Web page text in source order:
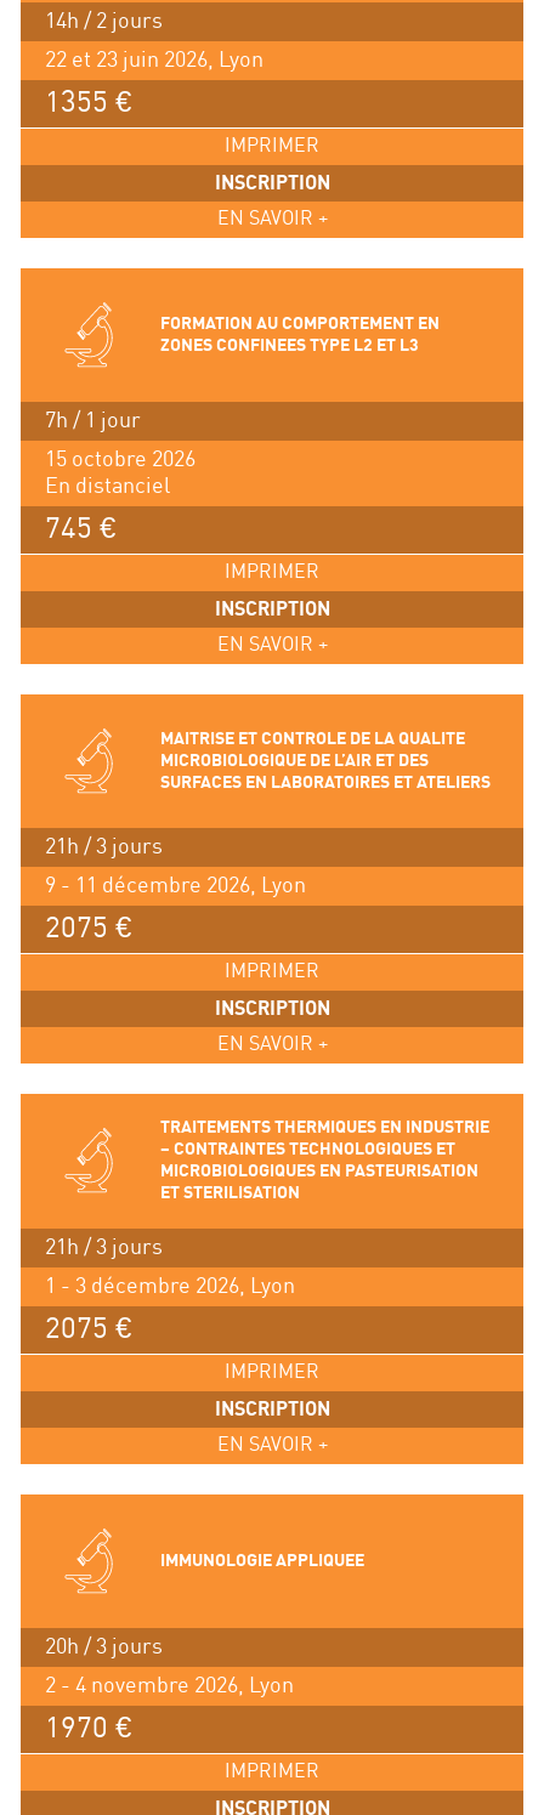
14h / 2 jours
22 et 23 juin 2026, Lyon
1355 €
IMPRIMER
INSCRIPTION
EN SAVOIR +
FORMATION AU COMPORTEMENT EN
ZONES CONFINEES TYPE L2 ET L3
7h / 1 jour
15 octobre 2026
En distanciel
745 €
IMPRIMER
INSCRIPTION
EN SAVOIR +
MAITRISE ET CONTROLE DE LA QUALITE
MICROBIOLOGIQUE DE L’AIR ET DES
SURFACES EN LABORATOIRES ET ATELIERS
21h / 3 jours
9 - 11 décembre 2026, Lyon
2075 €
IMPRIMER
INSCRIPTION
EN SAVOIR +
TRAITEMENTS THERMIQUES EN INDUSTRIE
– CONTRAINTES TECHNOLOGIQUES ET
MICROBIOLOGIQUES EN PASTEURISATION
ET STERILISATION
21h / 3 jours
1 - 3 décembre 2026, Lyon
2075 €
IMPRIMER
INSCRIPTION
EN SAVOIR +
IMMUNOLOGIE APPLIQUEE
20h / 3 jours
2 - 4 novembre 2026, Lyon
1970 €
IMPRIMER
INSCRIPTION